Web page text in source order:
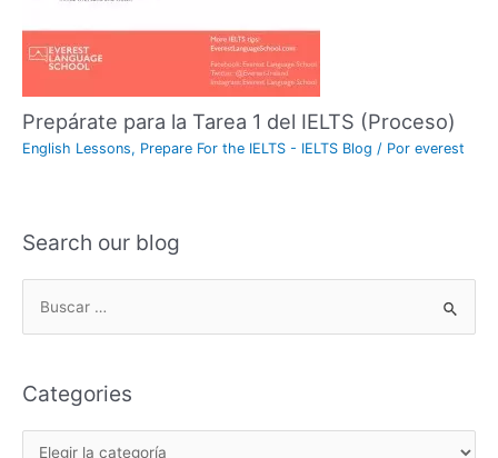
Prepárate para la Tarea 1 del IELTS (Proceso)
English Lessons, Prepare For the IELTS - IELTS Blog / Por everest
Search our blog
Categories